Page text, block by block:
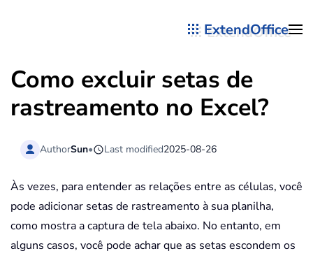
ExtendOffice
Como excluir setas de
rastreamento no Excel?
AuthorSun• Last modified2025-08-26
Às vezes, para entender as relações entre as células, você
pode adicionar setas de rastreamento à sua planilha,
como mostra a captura de tela abaixo. No entanto, em
alguns casos, você pode achar que as setas escondem os